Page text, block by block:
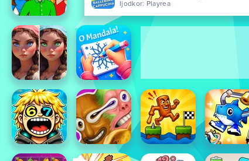
Ijodkor: Playrea